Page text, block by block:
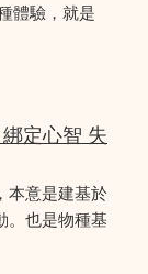
體驗，就是
定心智 失
本意是建基於
。也是物種基